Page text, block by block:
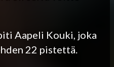
Aapeli Kouki, joka
22 pistettä.